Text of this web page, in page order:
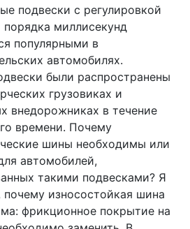
подвески с регулировкой
порядка миллисекунд
популярными в
автомобилях.
были распространены
грузовиках и
внедорожниках в течение
времени. Почему
шины необходимы или
автомобилей,
такими подвесками? Я
износостойкая шина
фрикционное покрытие на